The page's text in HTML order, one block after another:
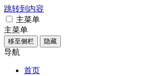
跳转到内容
主菜单
主菜单
移至侧栏 隐藏
导航
首页